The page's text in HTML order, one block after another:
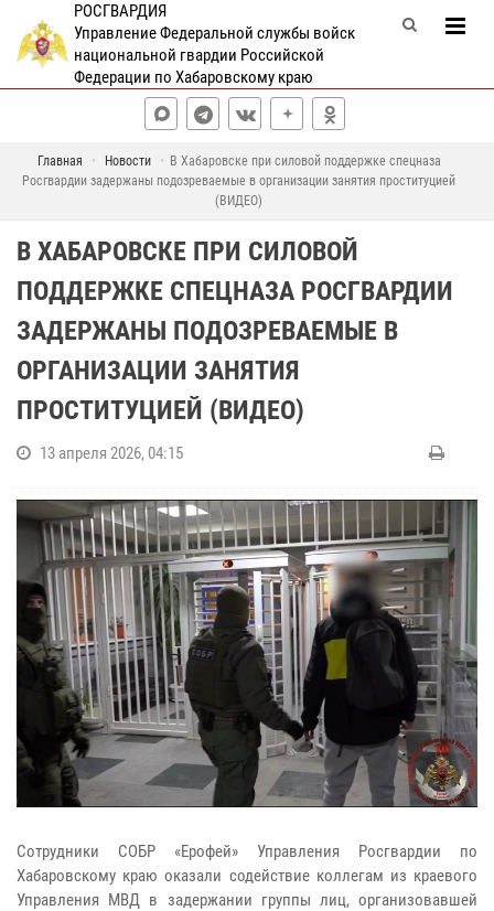
РОСГВАРДИЯ
Управление Федеральной службы войск
национальной гвардии Российской
Федерации по Хабаровскому краю
Главная Новости
В Хабаровске при силовой поддержке спецназа
Росгвардии задержаны подозреваемые в организации занятия проституцией
(ВИДЕО)
В ХАБАРОВСКЕ ПРИ СИЛОВОЙ
ПОДДЕРЖКЕ СПЕЦНАЗА РОСГВАРДИИ
ЗАДЕРЖАНЫ ПОДОЗРЕВАЕМЫЕ В
ОРГАНИЗАЦИИ ЗАНЯТИЯ
ПРОСТИТУЦИЕЙ (ВИДЕО)
13 апреля 2026, 04:15
Сотрудники СОБР «Ерофей» Управления Росгвардии по
Хабаровскому краю оказали содействие коллегам из краевого
Управления МВД в задержании группы лиц, организовавшей